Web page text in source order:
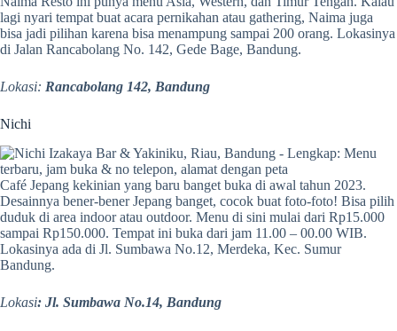
lagi nyari tempat buat acara pernikahan atau gathering, Naima juga
bisa jadi pilihan karena bisa menampung sampai 200 orang. Lokasinya
di Jalan Rancabolang No. 142, Gede Bage, Bandung.
Lokasi: Rancabolang 142, Bandung
Nichi
Café Jepang kekinian yang baru banget buka di awal tahun 2023.
Desainnya bener-bener Jepang banget, cocok buat foto-foto! Bisa pilih
duduk di area indoor atau outdoor. Menu di sini mulai dari Rp15.000
sampai Rp150.000. Tempat ini buka dari jam 11.00 – 00.00 WIB.
Lokasinya ada di Jl. Sumbawa No.12, Merdeka, Kec. Sumur
Bandung.
Lokasi: Jl. Sumbawa No.14, Bandung